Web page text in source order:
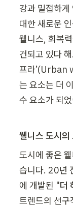
강과 밀접하게
대한 새로운
웰니스, 회복
건되고 있다
프라
는 요소는 더
수 요소가 되
웰니스 도시의
도시에 좋은
습니다. 20년
에 개발된 "더
트렌드의 선구